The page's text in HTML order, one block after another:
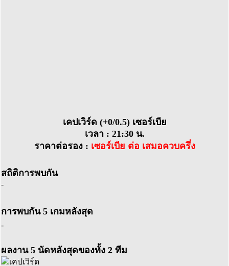
เคปเวิร์ด (+0/0.5) เซอร์เบีย
เวลา : 21:30 น.
ราคาต่อรอง : เซอร์เบีย ต่อ เสมอควบครึ่ง
สถิติการพบกัน
-
การพบกัน 5 เกมหลังสุด
-
ผลงาน 5 นัดหลังสุดของทั้ง 2 ทีม